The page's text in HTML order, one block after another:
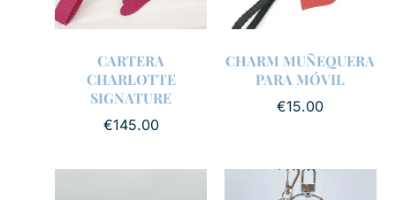
CARTERA
CHARLOTTE
SIGNATURE
€145.00
CHARM MUÑEQUERA
PARA MÓVIL
€15.00